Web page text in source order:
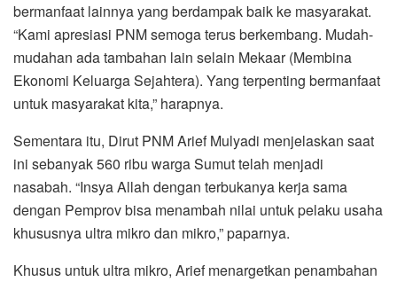
bermanfaat lainnya yang berdampak baik ke masyarakat.
“Kami apresiasi PNM semoga terus berkembang. Mudah-
mudahan ada tambahan lain selain Mekaar (Membina
Ekonomi Keluarga Sejahtera). Yang terpenting bermanfaat
untuk masyarakat kita,” harapnya.
Sementara itu, Dirut PNM Arief Mulyadi menjelaskan saat
ini sebanyak 560 ribu warga Sumut telah menjadi
nasabah. “Insya Allah dengan terbukanya kerja sama
dengan Pemprov bisa menambah nilai untuk pelaku usaha
khususnya ultra mikro dan mikro,” paparnya.
Khusus untuk ultra mikro, Arief menargetkan penambahan